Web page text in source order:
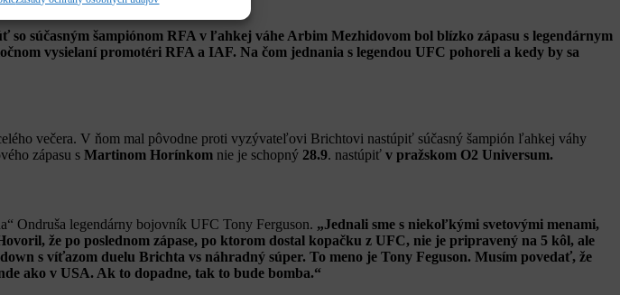
súčasným šampiónom RFA v ľahkej váhe Arbim Mezhidovom bol blízko zápasu s legendárnym
vysielaní promotéri RFA a IAF. Na čom jednania s legendou UFC pohoreli a kedy by sa
večera. V ňom mal pôvodne proti vyzývateľovi Brichtovi nastúpiť súčasný šampión ľahkej váhy
zápasu s Martinom Horínkom nie je schopný 28.9. nastúpiť v pražskom O2 Universum.
Ondruša legendárny bojovník UFC Tony Ferguson. „Jednali sme s niekoľkými svetovými menami,
že po poslednom zápase, po ktorom dostal kopačku z UFC, nie je pripravený na 5 kôl, ale
s víťazom duelu Brichta vs náhradný súper. To meno je Tony Feguson. Musím povedať, že
ako v USA. Ak to dopadne, tak to bude bomba.“